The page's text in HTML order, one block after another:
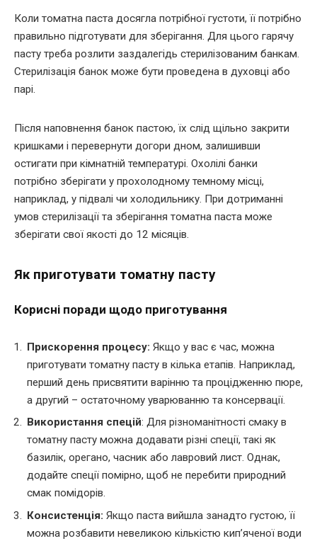
Коли томатна паста досягла потрібної густоти, її потрібно
правильно підготувати для зберігання. Для цього гарячу
пасту треба розлити заздалегідь стерилізованим банкам.
Стерилізація банок може бути проведена в духовці або
парі.
Після наповнення банок пастою, їх слід щільно закрити
кришками і перевернути догори дном, залишивши
остигати при кімнатній температурі. Охолілі банки
потрібно зберігати у прохолодному темному місці,
наприклад, у підвалі чи холодильнику. При дотриманні
умов стерилізації та зберігання томатна паста може
зберігати свої якості до 12 місяців.
Як приготувати томатну пасту
Корисні поради щодо приготування
Прискорення процесу: Якщо у вас є час, можна
приготувати томатну пасту в кілька етапів. Наприклад,
перший день присвятити варінню та процідженню пюре,
а другий – остаточному уварюванню та консервації.
Використання спецій: Для різноманітності смаку в
томатну пасту можна додавати різні спеції, такі як
базилік, орегано, часник або лавровий лист. Однак,
додайте спеції помірно, щоб не перебити природний
смак помідорів.
Консистенція: Якщо паста вийшла занадто густою, її
можна розбавити невеликою кількістю кип’яченої води